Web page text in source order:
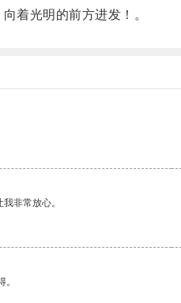
着光明的前方进发！。
非常放心。